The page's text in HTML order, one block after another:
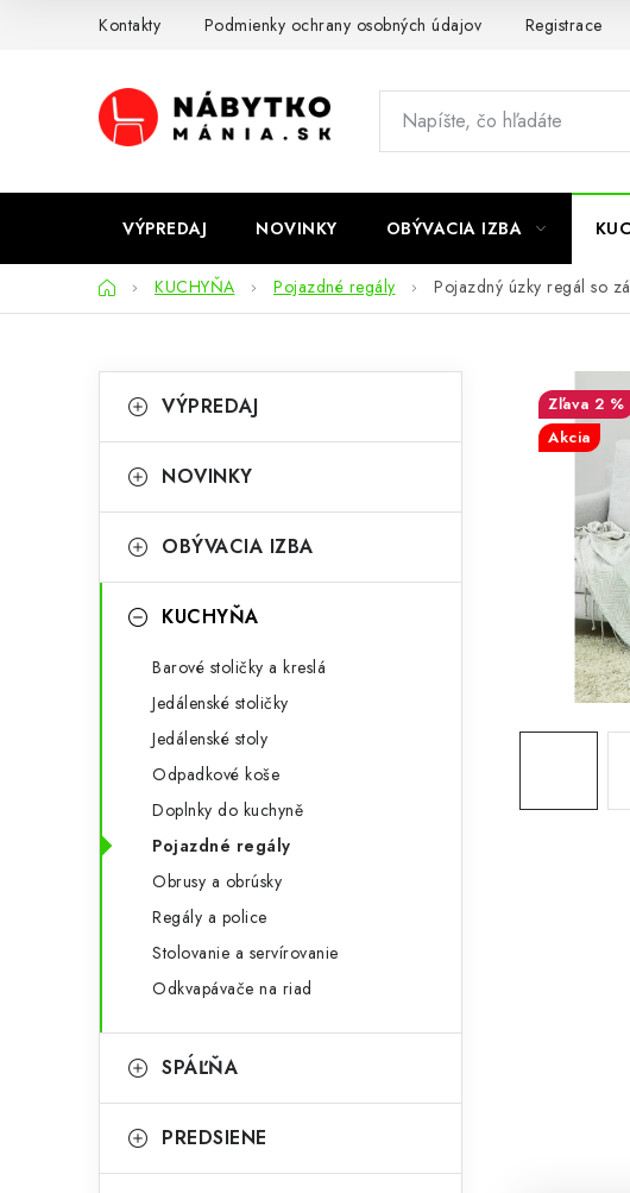
Kontakty Podmienky ochrany osobných údajov Registrace
VÝPREDAJ NOVINKY OBÝVACIA IZBA
DomovKUCHYŇA Pojazdné regály Pojazdný úzky regál so
o
n
ý
kategórie
a
e
ó
VÝPREDAJ
NOVINKY
OBÝVACIA IZBA
KUCHYŇA
Barové stoličky a kreslá
Jedálenské stoličky
Jedálenské stoly
Odpadkové koše
Doplnky do kuchyně
Pojazdné regály
Obrusy a obrúsky
Regály a police
Stolovanie a servírovanie
Odkvapávače na riad
SPÁĽŇA
PREDSIENE
2 %
Akcia